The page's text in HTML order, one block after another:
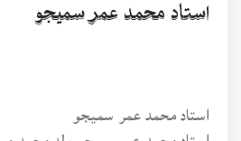
استاد محمد عمر سميجو
استاد محمد عمر سميجو
استاد محمد عمرسميجو ولد محمد